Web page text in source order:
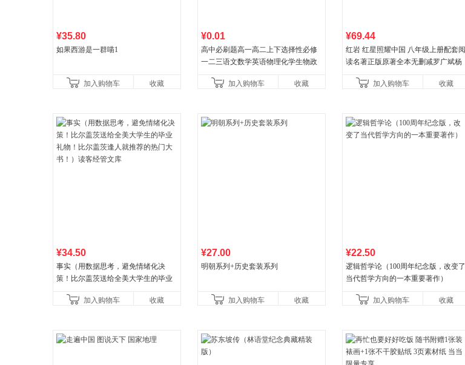
¥35.80
如果西游是一群喵1
加入购物车 收藏
¥0.01
高中必刷题高一高二上下选择性必修
一二三语文数学英语物理化学生物政
教辅资料加入购物车 收藏
¥69.44
红岩 红星照耀中国 八年级上册配套阅
读名著正版原著全本无删减罗广斌杨
初中生课外书中国青
加入购物车 收藏
¥34.50
事实（用数据思考，避免情绪化决
策！比尔盖茨送给全美大学生的毕业
书！）读客经管文库
加入购物车 收藏
¥27.00
明朝系列+历史套装系列
加入购物车 收藏
¥22.50
逻辑哲学论（100周年纪念版，改变了
当代哲学方向的一本重要著作）
加入购物车 收藏